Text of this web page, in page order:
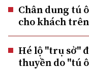
Chân dung tú
cho khách
Hé lộ "trụ sở"
thuyền do "tú